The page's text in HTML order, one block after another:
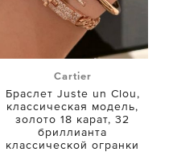
Cartier
Браслет Juste un Clou,
классическая модель,
золото 18 карат, 32
бриллианта
классической огранки